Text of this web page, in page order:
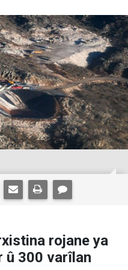
rojane ya
û 300 varîlan